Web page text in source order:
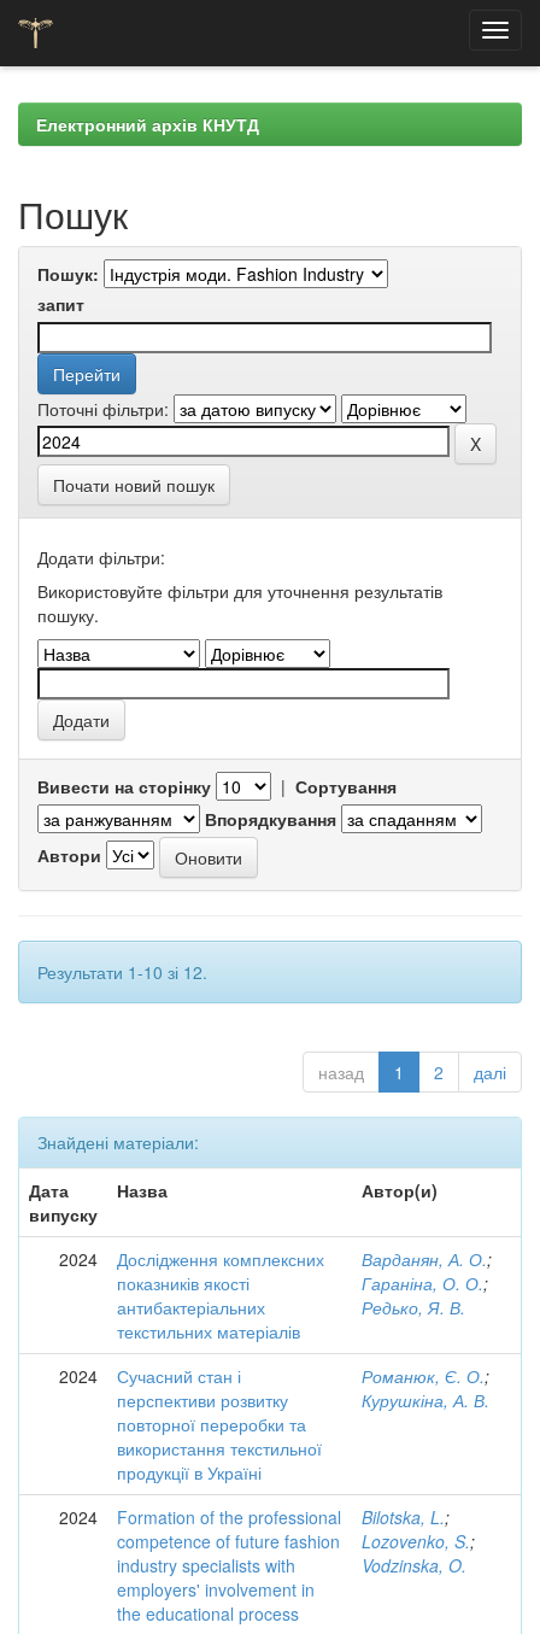
navigationЕлектронний архів КНУТД
Пошук
Пошук:
запит
Поточні фільтри:
Почати новий пошук
Додати фільтри:
Використовуйте фільтри для уточнення результатів
пошуку.
Вивести на сторінку | Сортування
Впорядкування
Автори
Результати 1-10 зі 12.
назад 1 2 далі
Знайдені матеріали:
Дата
випуску
Назва Автор(и)
2024
Дослідження комплексних
показників якості
антибактеріальних
текстильних матеріалів
Варданян, А. О.;
Гараніна, О. О.;
Редько, Я. В.
2024
Сучасний стан і
перспективи розвитку
повторної переробки та
використання текстильної
продукції в Україні
Романюк, Є. О.;
Курушкіна, А. В.
2024
Formation of the professional
competence of future fashion
industry specialists with
employers' involvement in
the educational process
Bilotska, L.;
Lozovenko, S.;
Vodzinska, O.